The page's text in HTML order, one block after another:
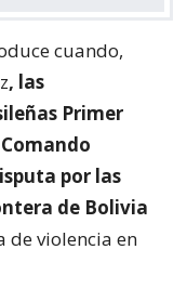
cuando,
, las
Primer
por las
de Bolivia
de violencia en